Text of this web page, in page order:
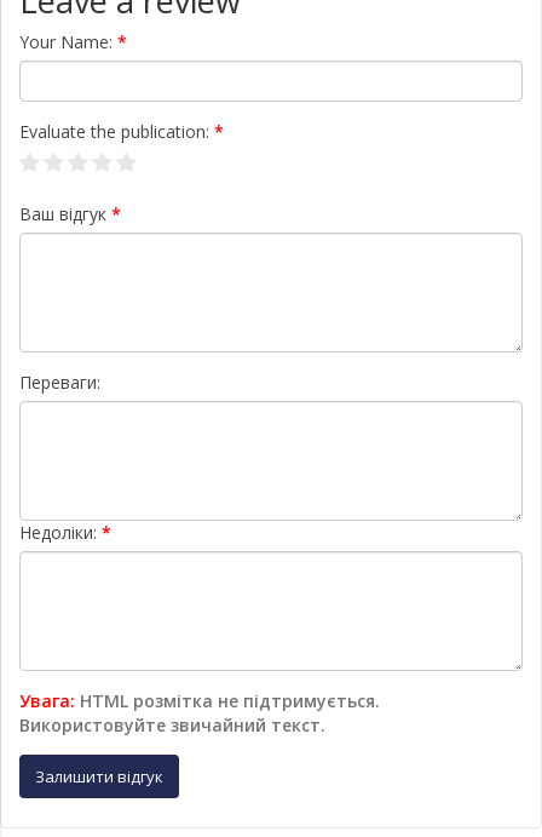
Your Name:
Evaluate the publication:
Ваш відгук
Переваги:
Недоліки:
Увага: HTML розмітка не підтримується.
Використовуйте звичайний текст.
Залишити відгук